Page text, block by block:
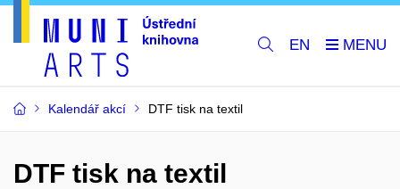
EN
Kalendář akcí DTF tisk na textil
DTF tisk na textil